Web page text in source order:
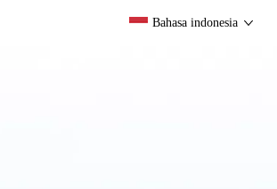
Bahasa indonesia